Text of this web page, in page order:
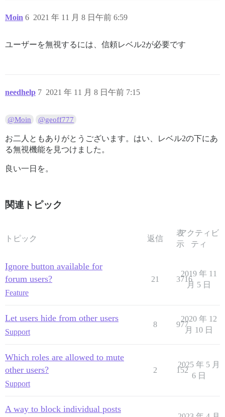
Moin 2021 年 11 月 8 日午前 6:59
6
ユーザーを無視するには、信頼レベル2が必要です
needhelp 2021 年 11 月 8 日午前 7:15
7
@Moin @geoff777
お二人ともありがとうございます。はい、レベル2の下にあ
る無視機能を見つけました。
良い一日を。
関連トピック
トピック 返信
表
示
アクティビ
ティ
Ignore button available for
forum users?
Feature
21 3716
2019 年 11
月 5 日
Let users hide from other users
Support
8 977
2020 年 12
月 10 日
Which roles are allowed to mute
other users?
Support
2 152
2025 年 5 月
6 日
A way to block individual posts